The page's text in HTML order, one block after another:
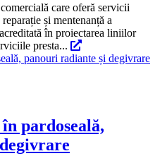
care oferă servicii
și mentenanță a
în proiectarea liniilor
presta...
pardoseală,